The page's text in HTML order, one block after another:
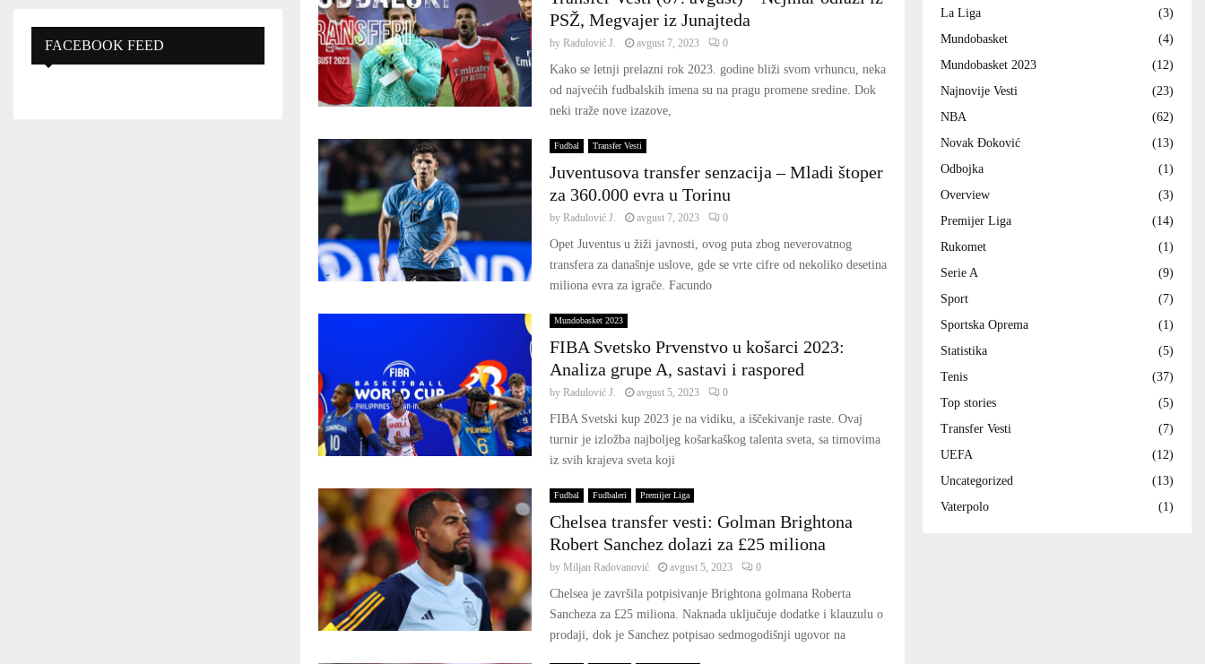
PSŽ, Megvajer iz Junajteda
by Radulović J. avgust 7, 2023 0
Kako se letnji prelazni rok 2023. godine bliži svom vrhuncu, neka
od najvećih fudbalskih imena su na pragu promene sredine. Dok
neki traže nove izazove,
Fudbal Transfer Vesti
Juventusova transfer senzacija – Mladi štoper
za 360.000 evra u Torinu
by Radulović J. avgust 7, 2023 0
Opet Juventus u žiži javnosti, ovog puta zbog neverovatnog
transfera za današnje uslove, gde se vrte cifre od nekoliko desetina
miliona evra za igrače. Facundo
Mundobasket 2023
FIBA Svetsko Prvenstvo u košarci 2023:
Analiza grupe A, sastavi i raspored
by Radulović J. avgust 5, 2023 0
FIBA Svetski kup 2023 je na vidiku, a iščekivanje raste. Ovaj
turnir je izložba najboljeg košarkaškog talenta sveta, sa timovima
iz svih krajeva sveta koji
Fudbal Fudbaleri Premijer Liga
Chelsea transfer vesti: Golman Brightona
Robert Sanchez dolazi za £25 miliona
by Miljan Radovanović avgust 5, 2023 0
Chelsea je završila potpisivanje Brightona golmana Roberta
Sancheza za £25 miliona. Naknada uključuje dodatke i klauzulu o
prodaji, dok je Sanchez potpisao sedmogodišnji ugovor na
FACEBOOK FEED
La Liga
(3)
Mundobasket
(4)
Mundobasket 2023
(12)
Najnovije Vesti
(23)
NBA
(62)
Novak Đoković
(13)
Odbojka
(1)
Overview
(3)
Premijer Liga
(14)
Rukomet
(1)
Serie A
(9)
Sport
(7)
Sportska Oprema
(1)
Statistika
(5)
Tenis
(37)
Top stories
(5)
Transfer Vesti
(7)
UEFA
(12)
Uncategorized
(13)
Vaterpolo
(1)